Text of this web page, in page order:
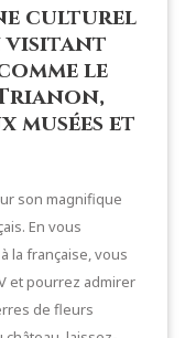
culturel
visitant
le
musées et
son magnifique
En vous
la française, vous
et pourrez admirer
de fleurs